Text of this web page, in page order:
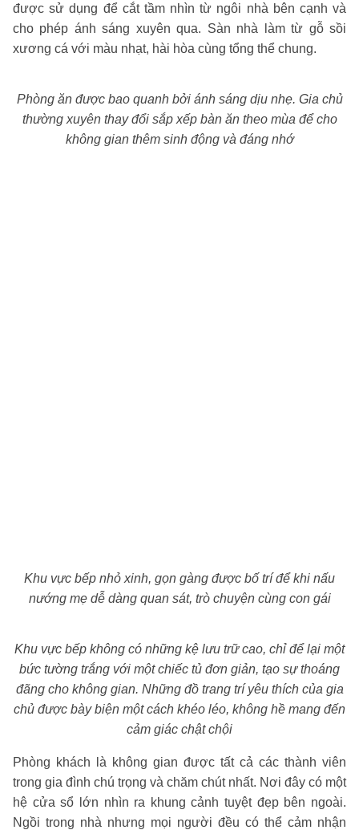
được sử dụng để cắt tầm nhìn từ ngôi nhà bên cạnh và
cho phép ánh sáng xuyên qua. Sàn nhà làm từ gỗ sồi
xương cá với màu nhạt, hài hòa cùng tổng thể chung.
Phòng ăn được bao quanh bởi ánh sáng dịu nhẹ. Gia chủ
thường xuyên thay đổi sắp xếp bàn ăn theo mùa để cho
không gian thêm sinh động và đáng nhớ
Khu vực bếp nhỏ xinh, gọn gàng được bố trí để khi nấu
nướng mẹ dễ dàng quan sát, trò chuyện cùng con gái
Khu vực bếp không có những kệ lưu trữ cao, chỉ để lại một
bức tường trắng với một chiếc tủ đơn giản, tạo sự thoáng
đãng cho không gian. Những đồ trang trí yêu thích của gia
chủ được bày biện một cách khéo léo, không hề mang đến
cảm giác chật chội
Phòng khách là không gian được tất cả các thành viên
trong gia đình chú trọng và chăm chút nhất. Nơi đây có một
hệ cửa sổ lớn nhìn ra khung cảnh tuyệt đẹp bên ngoài.
Ngồi trong nhà nhưng mọi người đều có thể cảm nhận